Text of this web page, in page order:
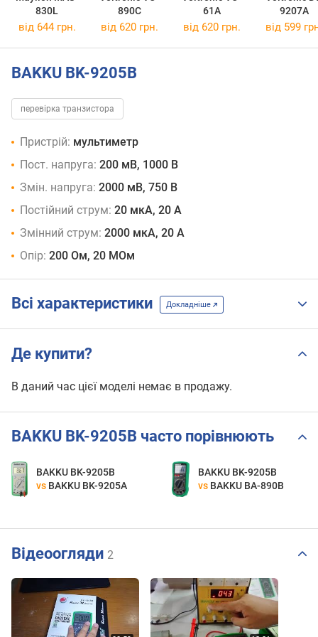
830L
890C
61A
9207A
від 644 грн. від 620 грн. від 620 грн. від 599
BAKKU BK-9205B
перевірка транзистора
Пристрій: мультиметр
Пост. напруга: 200 мВ, 1000 В
Змін. напруга: 2000 мВ, 750 В
Постійний струм: 20 мкА, 20 А
Змінний струм: 2000 мкА, 20 А
Опір: 200 Ом, 20 МОм
Всі характеристики Докладніше
Де купити?
В даний час цієї моделі немає в продажу.
BAKKU BK-9205B часто порівнюють
BAKKU BK-9205B
vs BAKKU BK-9205A
BAKKU BK-9205B
vs BAKKU BA-890B
Відеоогляди 2